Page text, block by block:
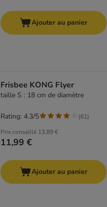
Ajouter au panier
Frisbee KONG Flyer
taille S : 18 cm de diamètre
Prix conseillé 13,89 €
11,99 €
Rating: 4.3/5 (61)
Ajouter au panier